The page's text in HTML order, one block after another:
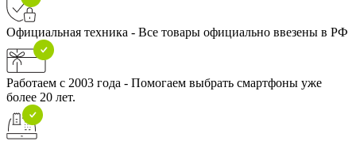
Официальная техника - Все товары официально ввезены в РФ
Работаем с 2003 года - Помогаем выбрать смартфоны уже
более 20 лет.